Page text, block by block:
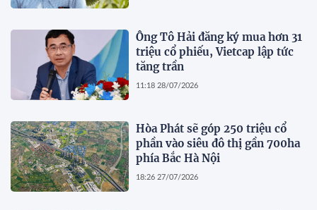
Ông Tô Hải đăng ký mua hơn 31
triệu cổ phiếu, Vietcap lập tức
tăng trần
11:18 28/07/2026
Hòa Phát sẽ góp 250 triệu cổ
phần vào siêu đô thị gần 700ha
phía Bắc Hà Nội
18:26 27/07/2026